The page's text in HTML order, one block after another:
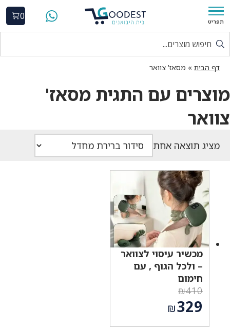
תפריט
0
דף הבית » מסאז' צוואר
מוצרים עם התגית מסאז'
צוואר
מציג תוצאה אחת
מכשיר עיסוי לצוואר
– ולכל הגוף , עם
חימום
₪410
המחיר
המקורי
היה:
₪329